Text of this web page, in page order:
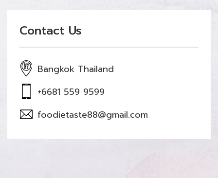
Contact Us
Bangkok Thailand
+6681 559 9599
foodietaste88@gmail.com